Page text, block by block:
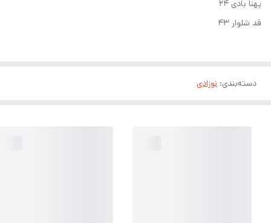
پهنا بادی ۲۴
قد شلوار ۴۳
دسته‌بندی: نوزادی